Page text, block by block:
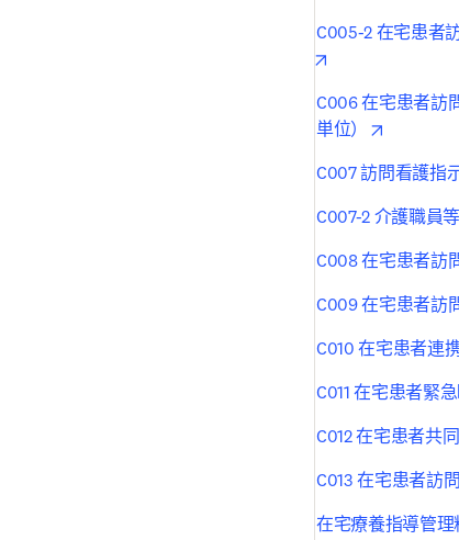
C005-2 在宅患者
C006 在宅患者訪
単位）
C007 訪問看護指
C007-2 介護職員
C008 在宅患者訪
C009 在宅患者訪
C010 在宅患者連
C011 在宅患者緊
C012 在宅患者共
C013 在宅患者訪
在宅療養指導管理